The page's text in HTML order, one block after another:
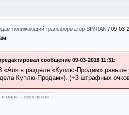
понижающий трансформатор SIMRAN / 09-03-
сообщение 09-03-2018 11:31:
«Ап» в разделе «Куплю-Продам» раньше
Куплю-Продам»). (+3 штрафных
в мире – своя песня